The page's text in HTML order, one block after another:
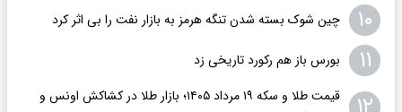
۱۰ چین شوک بسته‌ شدن تنگه هرمز به بازار نفت را بی‌ اثر کرد
۱۱ بورس باز هم رکورد تاریخی زد
قیمت طلا و سکه ۱۹ مرداد ۱۴۰۵؛ بازار طلا در کشاکش اونس و